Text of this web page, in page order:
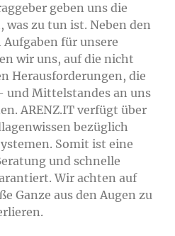
geben uns die
was zu tun ist. Neben den
für unsere
wir uns, auf die nicht
Herausforderungen, die
und Mittelstandes an uns
ARENZ.IT verfügt über
bezüglich
Somit ist eine
und schnelle
Wir achten auf
Ganze aus den Augen zu